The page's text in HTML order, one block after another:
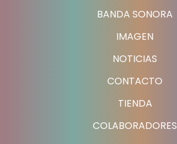
BANDA SONORA
IMAGEN
NOTICIAS
CONTACTO
TIENDA
COLABORADORES